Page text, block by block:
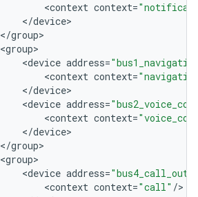
<context context=
</device
</group
<group
<device address=
<context context=
</device
<device address=
<context context=
</device
</group
<group
<device address="bus4_call_out"
<context context="call" /